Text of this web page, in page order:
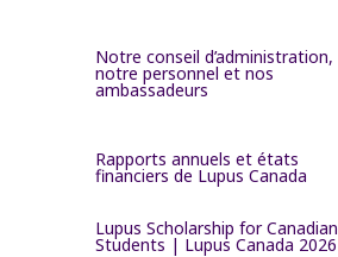
Notre conseil d’administration,
notre personnel et nos
ambassadeurs
Rapports annuels et états
financiers de Lupus Canada
Lupus Scholarship for Canadian
Students | Lupus Canada 2026